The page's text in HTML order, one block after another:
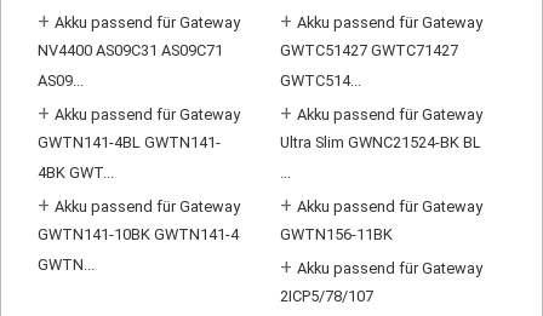
+ Akku passend für Gateway
NV4400 AS09C31 AS09C71
AS09...
+ Akku passend für Gateway
GWTC51427 GWTC71427
GWTC514...
+ Akku passend für Gateway
GWTN141-4BL GWTN141-
4BK GWT...
+ Akku passend für Gateway
Ultra Slim GWNC21524-BK BL
...
+ Akku passend für Gateway
GWTN141-10BK GWTN141-4
GWTN...
+ Akku passend für Gateway
GWTN156-11BK
+ Akku passend für Gateway
2ICP5/78/107